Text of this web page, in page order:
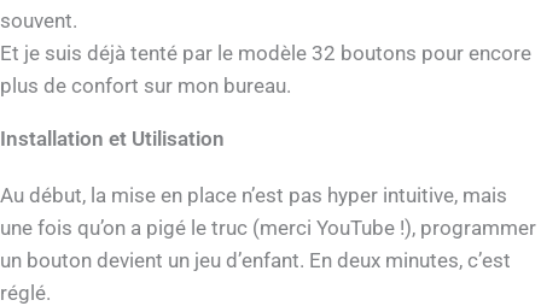
souvent.
Et je suis déjà tenté par le modèle 32 boutons pour encore
plus de confort sur mon bureau.
Installation et Utilisation
Au début, la mise en place n’est pas hyper intuitive, mais
une fois qu’on a pigé le truc (merci YouTube !), programmer
un bouton devient un jeu d’enfant. En deux minutes, c’est
réglé.